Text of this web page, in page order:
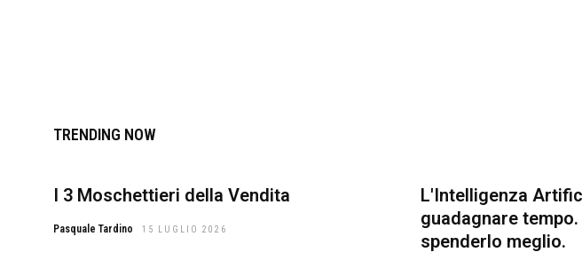
TRENDING NOW
I 3 Moschettieri della Vendita
Pasquale Tardino 15 LUGLIO 2026
L'Intelligenza
guadagnare
spenderlo meglio.